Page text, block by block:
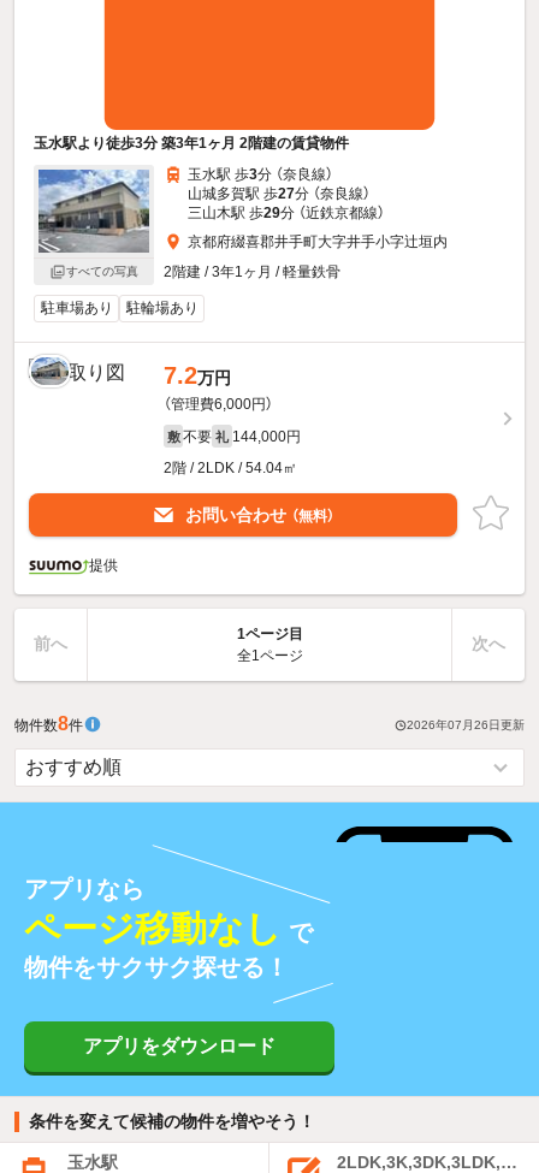
玉水駅より徒歩3分 築3年1ヶ月 2階建の賃貸物件
すべての写真
玉水駅 歩3分 （奈良線）
山城多賀駅 歩27分 （奈良線）
三山木駅 歩29分 （近鉄京都線）
京都府綴喜郡井手町大字井手小字辻垣内
2階建 / 3年1ヶ月 / 軽量鉄骨
駐車場あり 駐輪場あり
7.2万円
（管理費6,000円）
敷 不要 礼 144,000円
2階 / 2LDK / 54.04㎡
お問い合わせ （無料）
提供
前へ
1ページ目
全1ページ
次へ
物件数8件 2026年07月26日更新
アプリなら
ページ移動なし で
物件をサクサク探せる！
アプリをダウンロード
条件を変えて候補の物件を増やそう！
玉水駅